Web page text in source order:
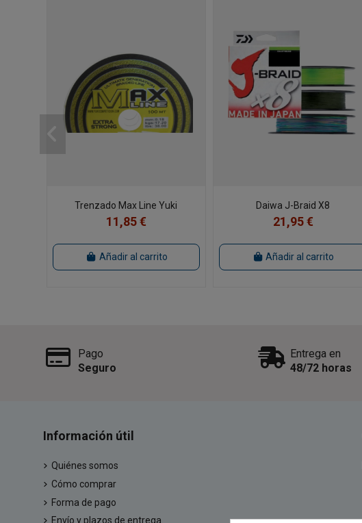
Trenzado Max Line Yuki
11,85 €
Añadir al carrito
Daiwa J-Braid X8
21,95 €
Añadir al carrito
Pago
Seguro
Entrega en
48/72 horas
Información útil
Quiénes somos
Cómo comprar
Forma de pago
Envío y plazos de entrega